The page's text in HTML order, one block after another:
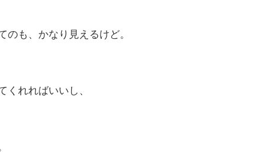
のも、かなり見えるけど。
くれればいいし、